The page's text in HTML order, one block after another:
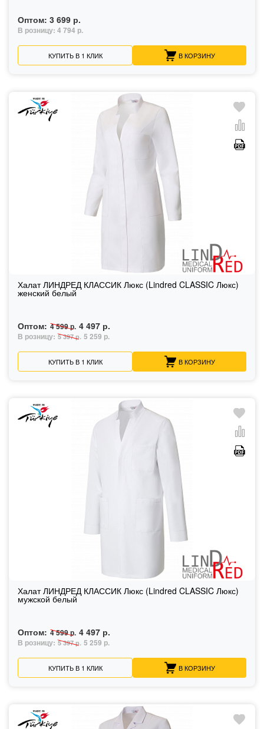
Оптом: 3 699 р.
В розницу: 4 794 р.
КУПИТЬ В 1 КЛИК В КОРЗИНУ
Халат ЛИНДРЕД КЛАССИК Люкс (Lindred CLASSIC Люкс)
женский белый
Оптом: 4 599 р. 4 497 р.
В розницу: 5 397 р. 5 259 р.
КУПИТЬ В 1 КЛИК В КОРЗИНУ
Халат ЛИНДРЕД КЛАССИК Люкс (Lindred CLASSIC Люкс)
мужской белый
Оптом: 4 599 р. 4 497 р.
В розницу: 5 397 р. 5 259 р.
КУПИТЬ В 1 КЛИК В КОРЗИНУ